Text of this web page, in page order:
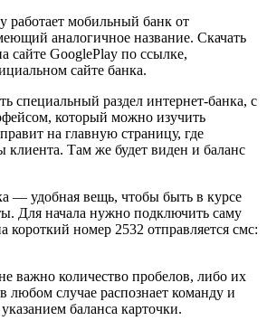
мобильный банк от
аналогичное название. Скачать
сайте GooglePlay по ссылке,
сайте банка.
специальный раздел интернет-банка, с
который можно изучить
на главную страницу, где
клиента. Там же будет виден и баланс
— удобная вещь, чтобы быть в курсе
Для начала нужно подключить саму
короткий номер 2532 отправляется смс:
количество пробелов, либо их
любом случае распознает команду и
баланса карточки.